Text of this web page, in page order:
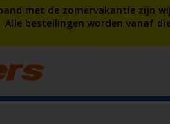
met de zomervakantie zijn
Alle bestellingen worden vanaf